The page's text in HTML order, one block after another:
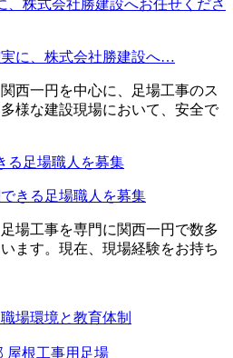
に、株式会社勝建設へ…
西一円を中心に、足場工事のス
様な建設現場において、安全で
きる足場職人を募集
場工事を専門に関西一円で数多
ます。現在、現場経験をお持ち
場環境と教育体制
屋根工事用足場